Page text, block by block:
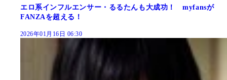
エロ系インフルエンサー・るるたんも大成功！ myfansが
FANZAを超える！
2026年01月16日 06:30